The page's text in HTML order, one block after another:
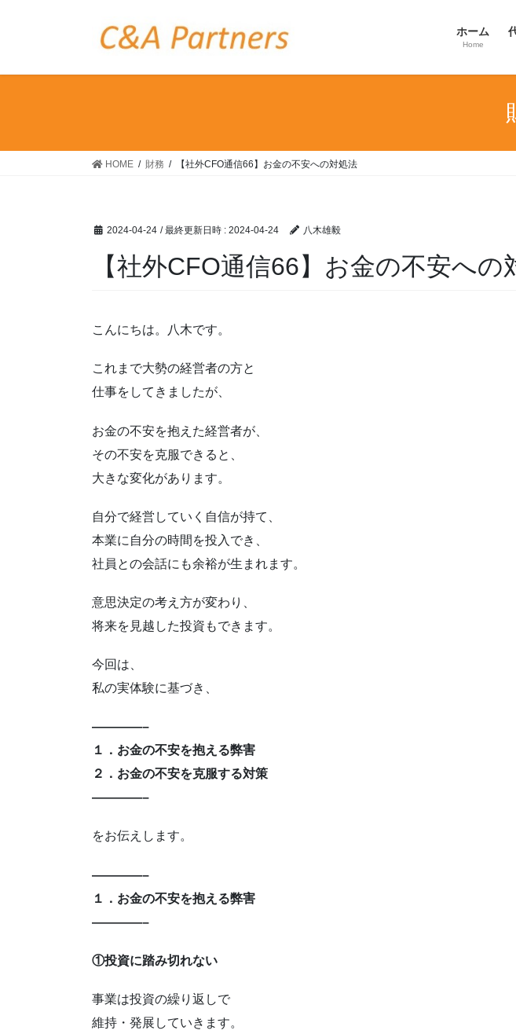
ホーム
Home
HOME 財務 【社外CFO通信66】お金の不安への対処法
2024-04-24 / 最終更新日時 : 2024-04-24 八木雄毅
【社外CFO通信66】お金の不安への
こんにちは。八木です。
これまで大勢の経営者の方と
仕事をしてきましたが、
お金の不安を抱えた経営者が、
その不安を克服できると、
大きな変化があります。
自分で経営していく自信が持て、
本業に自分の時間を投入でき、
社員との会話にも余裕が生まれます。
意思決定の考え方が変わり、
将来を見越した投資もできます。
今回は、
私の実体験に基づき、
————–
１．お金の不安を抱える弊害
２．お金の不安を克服する対策
————–
をお伝えします。
————–
１．お金の不安を抱える弊害
————–
①投資に踏み切れない
事業は投資の繰り返しで
維持・発展していきます。